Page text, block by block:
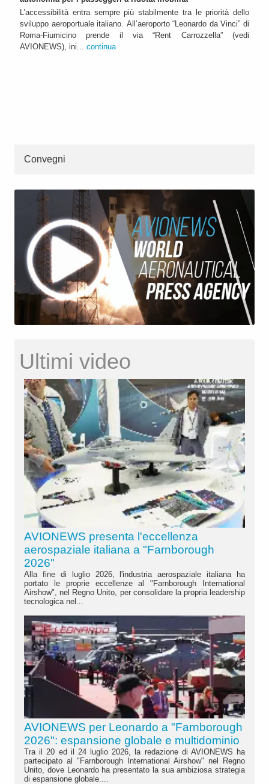
L’accessibilità entra sempre più stabilmente tra le priorità dello
sviluppo aeroportuale italiano. All’aeroporto “Leonardo da Vinci” di
Roma-Fiumicino prende il via “Rent Carrozzella” (vedi
AVIONEWS), ini... continua
Convegni
Ultimi video
AVIONEWS presenta l'eccellenza
aerospaziale italiana a "Farnborough
2026"
Alla fine di luglio 2026, l'industria aerospaziale italiana ha
portato le proprie eccellenze al "Farnborough International
Airshow", nel Regno Unito, per consolidare la propria leadership
tecnologica nel...
AVIONEWS per Leonardo a "Farnborough
2026": espansione globale e multidominio
Tra il 20 ed il 24 luglio 2026, la redazione di AVIONEWS ha
partecipato al "Farnborough International Airshow" nel Regno
Unito, dove Leonardo ha presentato la sua ambiziosa strategia
di espansione globale....